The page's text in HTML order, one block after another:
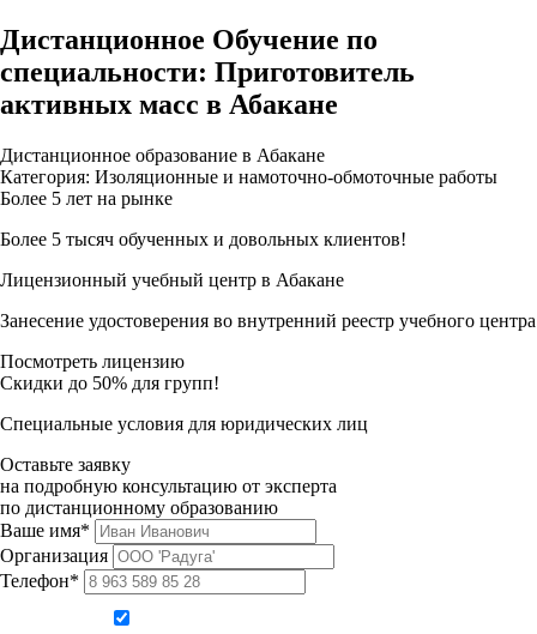
Дистанционное Обучение по
специальности: Приготовитель
активных масс в Абакане
Дистанционное образование в Абакане
Категория: Изоляционные и намоточно-обмоточные работы
Более 5 лет на рынке
Более 5 тысяч обученных и довольных клиентов!
Лицензионный учебный центр в Абакане
Занесение удостоверения во внутренний реестр учебного центра
Посмотреть лицензию
Скидки до 50% для групп!
Специальные условия для юридических лиц
Оставьте заявку
на подробную консультацию от эксперта
по дистанционному образованию
Ваше имя*
Организация
Телефон*